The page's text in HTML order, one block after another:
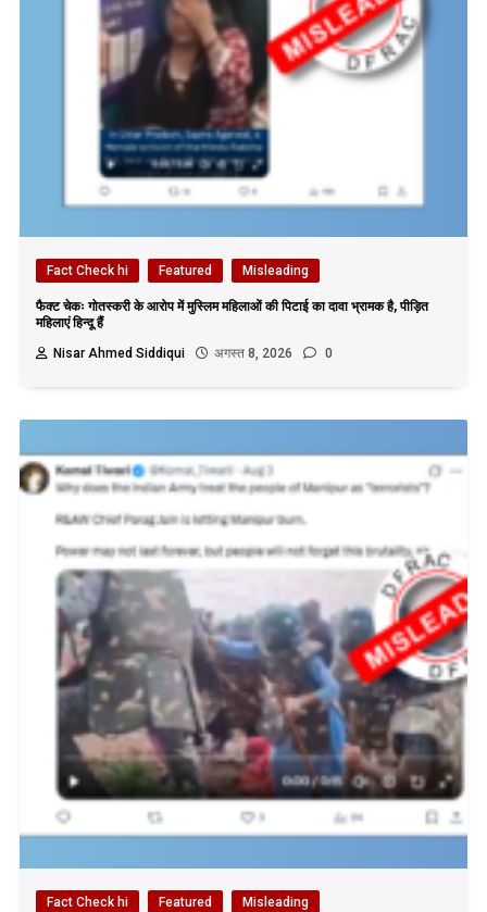
Fact Check hi Featured Misleading
फैक्ट चेकः गोतस्करी के आरोप में मुस्लिम महिलाओं की पिटाई का दावा भ्रामक है, पीड़ित
महिलाएं हिन्दू हैं
Nisar Ahmed Siddiqui
अगस्त 8, 2026 0
Fact Check hi Featured Misleading